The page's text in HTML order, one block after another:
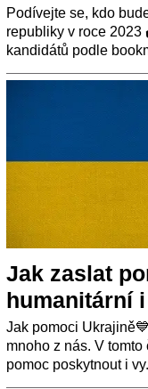
Podívejte se, kdo
republiky v roce
kandidátů podle
Jak zaslat
humanitární
Jak pomoci
mnoho z nás. V
pomoc poskytnout i